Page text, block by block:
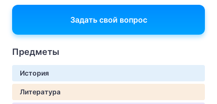
Задать свой вопрос
Предметы
История
Литература